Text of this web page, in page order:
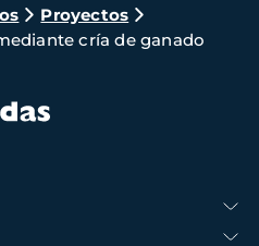
Proyectos
cría de ganado